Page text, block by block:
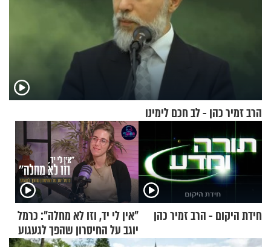
הרב זמיר כהן - לב חכם לימינו
חידת היקום - הרב זמיר כהן
"אין לי יד, וזו לא מחלה": כרמל
יוגב על החיסרון שהפך לגעגוע